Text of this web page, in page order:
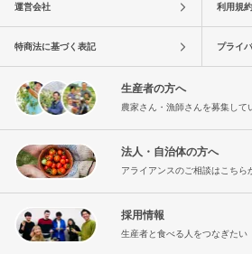
運営会社 利用規約
特商法に基づく表記 プライ
生産者の方へ
農家さん・漁師さんを募集して
法人・自治体の方へ
アライアンスのご相談はこちら
採用情報
生産者と食べる人をつなぎたい